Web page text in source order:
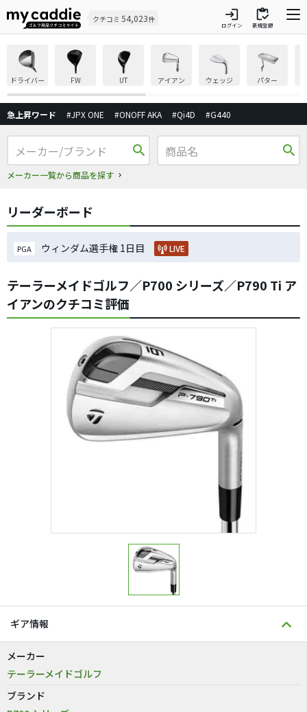
クチコミ 54,023件 login
ログイン
inventory
新規登録
ドライバー FW UT アイアン ウェッジ パター
急上昇ワード #JPX ONE #ONOFF AKA #Qi4D #G440
search
メーカー一覧から商品を探す
search
リーダーボード
PGA ウィンダム選手権 1日目 LIVE
テーラーメイドゴルフ／P700 シリーズ／P790 Ti ア
イアンのクチコミ評価
ギア情報
メーカー
テーラーメイドゴルフ
ブランド